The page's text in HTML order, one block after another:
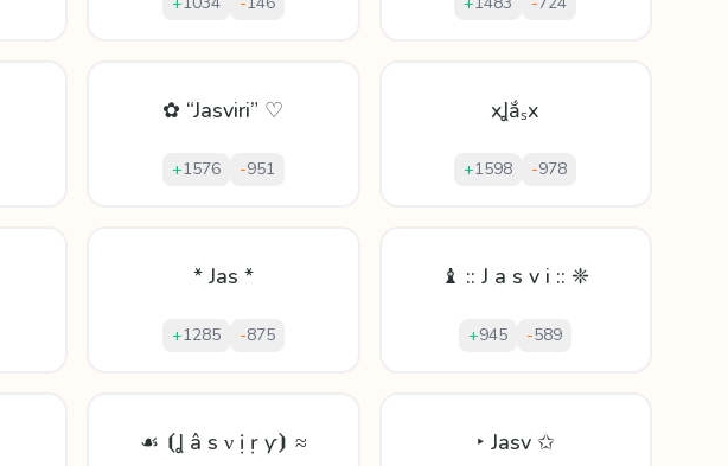
✿ “Jasviri” ♡
+1576 -951
xꞲắₛx
+1598 -978
* Jas *
+1285 -875
♝ :: J a s v i :: ❈
+945 -589
☙ ⦗Ʝ â s ν ị ṛ ƴ⦘ ≈ ‣ Jasv ✩